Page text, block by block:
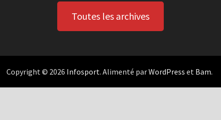
Toutes les archives
Copyright © 2026 Infosport. Alimenté parWordPress et Bam.